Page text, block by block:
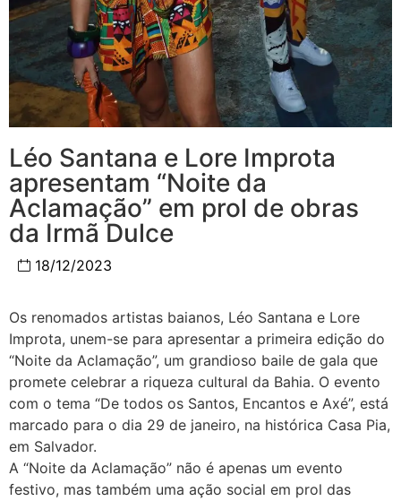
Léo Santana e Lore Improta
apresentam “Noite da
Aclamação” em prol de obras
da Irmã Dulce
18/12/2023
Os renomados artistas baianos, Léo Santana e Lore
Improta, unem-se para apresentar a primeira edição do
“Noite da Aclamação”, um grandioso baile de gala que
promete celebrar a riqueza cultural da Bahia. O evento
com o tema “De todos os Santos, Encantos e Axé”, está
marcado para o dia 29 de janeiro, na histórica Casa Pia,
em Salvador.
A “Noite da Aclamação” não é apenas um evento
festivo, mas também uma ação social em prol das